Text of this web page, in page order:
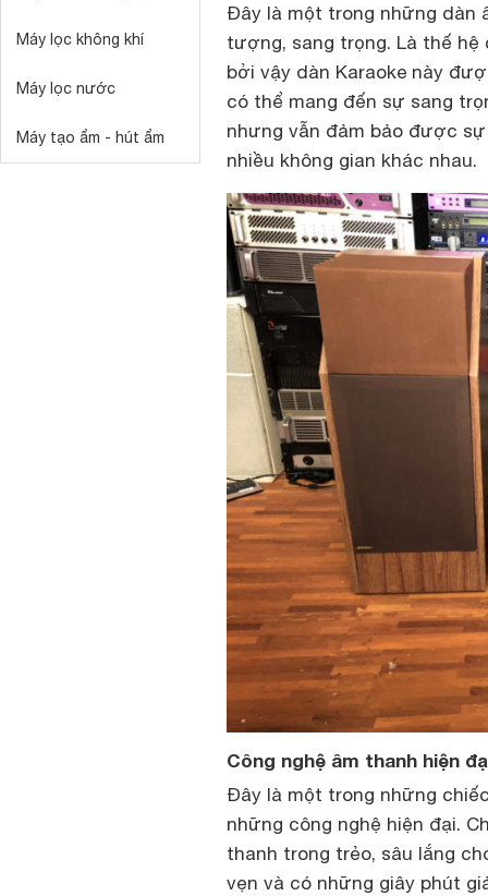
Máy lọc không khí
Máy lọc nước
Máy tạo ẩm - hút ẩm
Đây là một trong những dàn
tượng, sang trọng. Là thế
bởi vậy dàn Karaoke này
có thể mang đến sự sang
nhưng vẫn đảm bảo được
nhiều không gian khác nhau.
Công nghệ âm thanh hiện
Đây là một trong những
những công nghệ hiện đại.
thanh trong trẻo, sâu lắng
vẹn và có những giây phút